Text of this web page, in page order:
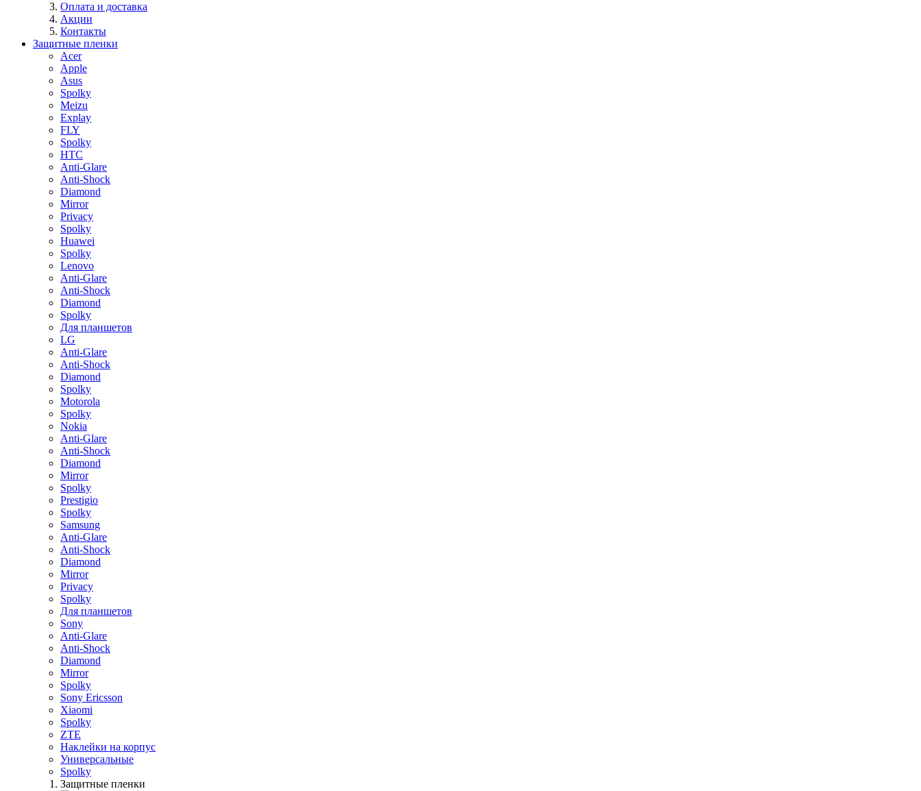
Оплата и доставка
Акции
Контакты
Защитные пленки
Acer
Apple
Asus
Spolky
Meizu
Explay
FLY
Spolky
HTC
Anti-Glare
Anti-Shock
Diamond
Mirror
Privacy
Spolky
Huawei
Spolky
Lenovo
Anti-Glare
Anti-Shock
Diamond
Spolky
Для планшетов
LG
Anti-Glare
Anti-Shock
Diamond
Spolky
Motorola
Spolky
Nokia
Anti-Glare
Anti-Shock
Diamond
Mirror
Spolky
Prestigio
Spolky
Samsung
Anti-Glare
Anti-Shock
Diamond
Mirror
Privacy
Spolky
Для планшетов
Sony
Anti-Glare
Anti-Shock
Diamond
Mirror
Spolky
Sony Ericsson
Xiaomi
Spolky
ZTE
Наклейки на корпус
Универсальные
Spolky
Защитные пленки